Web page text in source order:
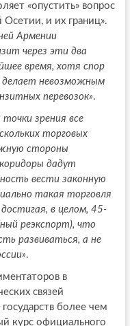
«опустить» вопрос
и их границ».
Армении
через эти два
время, хотя спор
делает невозможным
перевозок».
точки зрения все
торговых
стороны
дадут
вести законную
такая торговля
в целом, 45-
реэкспорт), что
развиваться, а не
.
в
связей
более чем
курс официального